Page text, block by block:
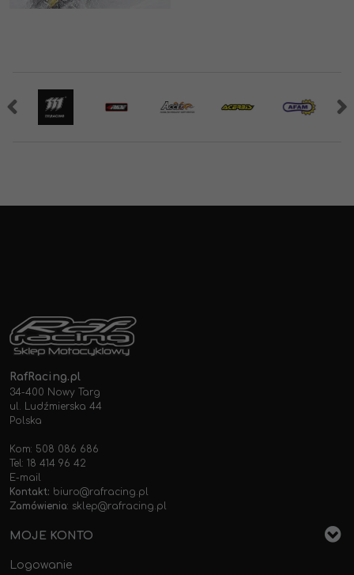
RafRacing.pl
34-400 Nowy Targ
ul. Ludźmierska 44
Polska
Kom: 508 086 686
Tel: 18 414 96 42
E-mail
Kontakt: biuro@rafracing.pl
Zamówienia: sklep@rafracing.pl
MOJE KONTO
Logowanie